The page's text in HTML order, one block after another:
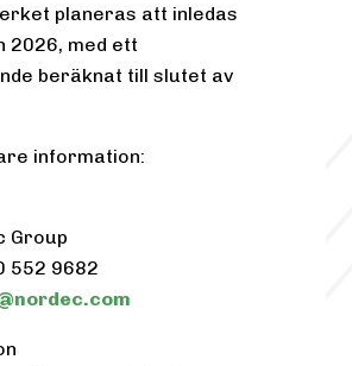
planeras att inledas
2026, med ett
beräknat till slutet av
information:
Group
552 9682